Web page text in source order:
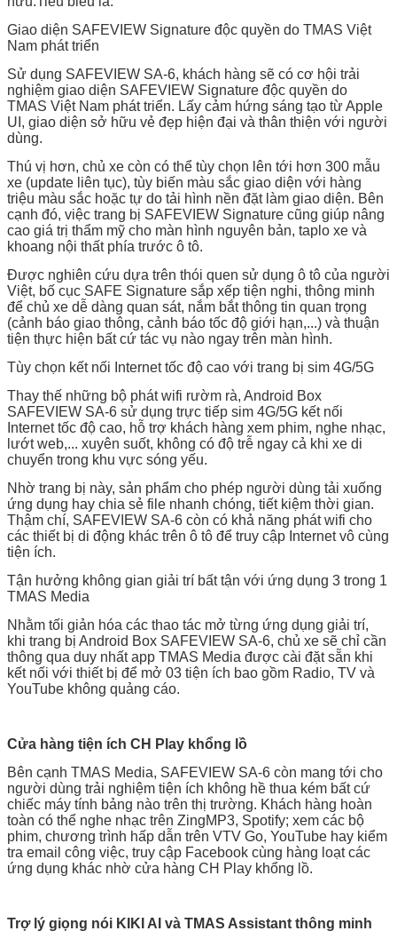
Giao diện SAFEVIEW Signature độc quyền do TMAS Việt
Nam phát triển
Sử dụng SAFEVIEW SA-6, khách hàng sẽ có cơ hội trải
nghiệm giao diện SAFEVIEW Signature độc quyền do
TMAS Việt Nam phát triển. Lấy cảm hứng sáng tạo từ Apple
UI, giao diện sở hữu vẻ đẹp hiện đại và thân thiện với người
dùng.
Thú vị hơn, chủ xe còn có thể tùy chọn lên tới hơn 300 mẫu
xe (update liên tục), tùy biến màu sắc giao diện với hàng
triệu màu sắc hoặc tự do tải hình nền đặt làm giao diện. Bên
cạnh đó, việc trang bị SAFEVIEW Signature cũng giúp nâng
cao giá trị thẩm mỹ cho màn hình nguyên bản, taplo xe và
khoang nội thất phía trước ô tô.
Được nghiên cứu dựa trên thói quen sử dụng ô tô của người
Việt, bố cục SAFE Signature sắp xếp tiện nghi, thông minh
để chủ xe dễ dàng quan sát, nắm bắt thông tin quan trọng
(cảnh báo giao thông, cảnh báo tốc độ giới hạn,...) và thuận
tiện thực hiện bất cứ tác vụ nào ngay trên màn hình.
Tùy chọn kết nối Internet tốc độ cao với trang bị sim 4G/5G
Thay thế những bộ phát wifi rườm rà, Android Box
SAFEVIEW SA-6 sử dụng trực tiếp sim 4G/5G kết nối
Internet tốc độ cao, hỗ trợ khách hàng xem phim, nghe nhạc,
lướt web,... xuyên suốt, không có độ trễ ngay cả khi xe di
chuyển trong khu vực sóng yếu.
Nhờ trang bị này, sản phẩm cho phép người dùng tải xuống
ứng dụng hay chia sẻ file nhanh chóng, tiết kiệm thời gian.
Thậm chí, SAFEVIEW SA-6 còn có khả năng phát wifi cho
các thiết bị di động khác trên ô tô để truy cập Internet vô cùng
tiện ích.
Tận hưởng không gian giải trí bất tận với ứng dụng 3 trong 1
TMAS Media
Nhằm tối giản hóa các thao tác mở từng ứng dụng giải trí,
khi trang bị Android Box SAFEVIEW SA-6, chủ xe sẽ chỉ cần
thông qua duy nhất app TMAS Media được cài đặt sẵn khi
kết nối với thiết bị để mở 03 tiện ích bao gồm Radio, TV và
YouTube không quảng cáo.
Cửa hàng tiện ích CH Play khổng lồ
Bên cạnh TMAS Media, SAFEVIEW SA-6 còn mang tới cho
người dùng trải nghiệm tiện ích không hề thua kém bất cứ
chiếc máy tính bảng nào trên thị trường. Khách hàng hoàn
toàn có thể nghe nhạc trên ZingMP3, Spotify; xem các bộ
phim, chương trình hấp dẫn trên VTV Go, YouTube hay kiểm
tra email công việc, truy cập Facebook cùng hàng loạt các
ứng dụng khác nhờ cửa hàng CH Play khổng lồ.
Trợ lý giọng nói KIKI AI và TMAS Assistant thông minh